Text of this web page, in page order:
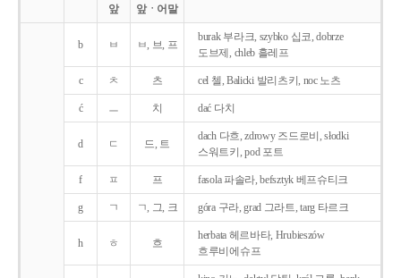
앞
앞ㆍ어말
b ㅂ ㅂ, 브, 프
burak 부라크, szybko 십코, dobrze
도브제, chleb 흘레프
c ㅊ 츠 cel 첼, Balicki 발리츠키, noc 노츠
ć ㅡ 치 dać 다치
d ㄷ 드, 트
dach 다흐, zdrowy 즈드로비, słodki
스워트키, pod 포트
f ㅍ 프 fasola 파솔라, befsztyk 베프슈티크
g ㄱ ㄱ, 그, 크 góra 구라, grad 그라트, targ 타르크
h ㅎ 흐
herbata 헤르바타, Hrubieszów
흐루비에슈프